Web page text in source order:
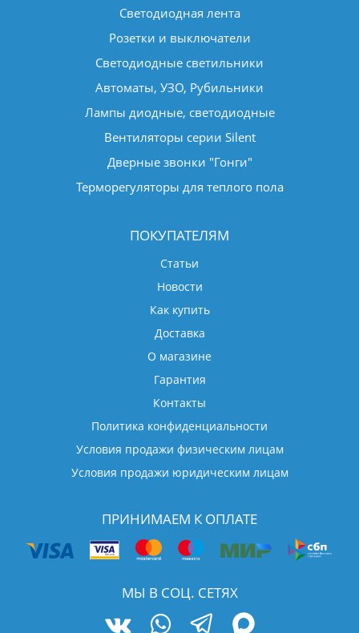
Светодиодная лента
Розетки и выключатели
Светодиодные светильники
Автоматы, УЗО, Рубильники
Лампы диодные, светодиодные
Вентиляторы серии Silent
Дверные звонки "Гонги"
Терморегуляторы для теплого пола
ПОКУПАТЕЛЯМ
Статьи
Новости
Как купить
Доставка
О магазине
Гарантия
Контакты
Политика конфиденциальности
Условия продажи физическим лицам
Условия продажи юридическим лицам
ПРИНИМАЕМ К ОПЛАТЕ
МЫ В СОЦ. СЕТЯХ